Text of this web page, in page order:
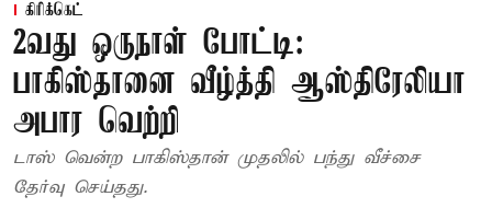
கிரிக்கெட்
2வது ஒருநாள் போட்டி:
பாகிஸ்தானை வீழ்த்தி ஆஸ்திரேலியா
அபார வெற்றி
டாஸ் வென்ற பாகிஸ்தான் முதலில் பந்து வீச்சை
தேர்வு செய்தது.